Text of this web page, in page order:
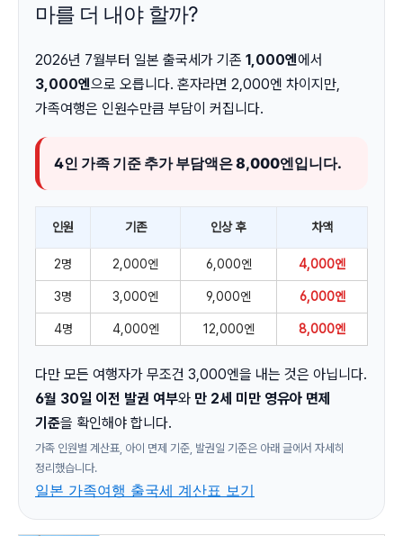
마를 더 내야 할까?
2026년 7월부터 일본 출국세가 기존 1,000엔에서
3,000엔으로 오릅니다. 혼자라면 2,000엔 차이지만,
가족여행은 인원수만큼 부담이 커집니다.
4인 가족 기준 추가 부담액은 8,000엔입니다.
인원 기존 인상 후 차액
2명 2,000엔 6,000엔 4,000엔
3명 3,000엔 9,000엔 6,000엔
4명 4,000엔 12,000엔 8,000엔
다만 모든 여행자가 무조건 3,000엔을 내는 것은 아닙니다.
6월 30일 이전 발권 여부와 만 2세 미만 영유아 면제
기준을 확인해야 합니다.
가족 인원별 계산표, 아이 면제 기준, 발권일 기준은 아래 글에서 자세히
정리했습니다.
일본 가족여행 출국세 계산표 보기